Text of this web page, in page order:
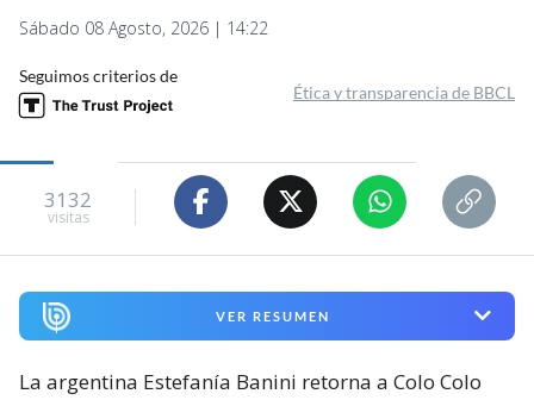
Sábado 08 Agosto, 2026 | 14:22
Seguimos criterios de
Ética y transparencia de BBCL
3132
visitas
VER RESUMEN
La argentina Estefanía Banini retorna a Colo Colo